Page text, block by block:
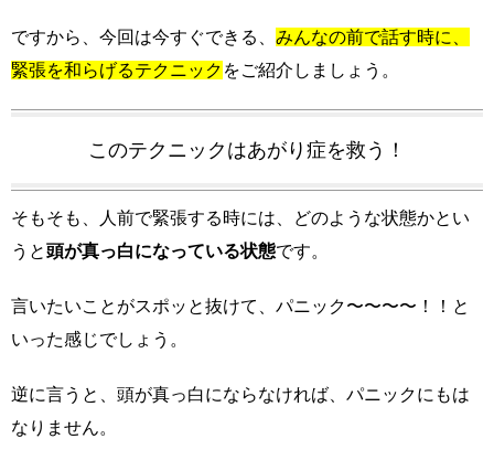
ですから、今回は今すぐできる、 みんなの前で話す時に、
緊張を和らげるテクニック をご紹介しましょう。
このテクニックはあがり症を救う！
そもそも、人前で緊張する時には、どのような状態かとい
うと頭が真っ白になっている状態です。
言いたいことがスポッと抜けて、パニック〜〜〜〜！！と
いった感じでしょう。
逆に言うと、頭が真っ白にならなければ、パニックにもは
なりません。